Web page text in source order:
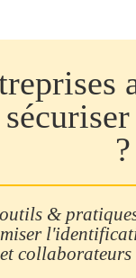
?
&
et collaborateurs